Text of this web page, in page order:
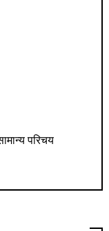
परिचय